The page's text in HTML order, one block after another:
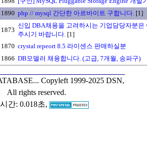
1890 php // mysql 간단한 아르바이트 구합니다. [1]
1873
신입 DBA채용을 고려하시는 기업담당자분은
주시기 바랍니다. [1]
1870 crystal repeort 8.5 라이센스 판매하실분
1866 DB모델러 채용합니다. (고급, 7개월, 송파구)
Copyleft 1999-2025 DSN,
All rights reserved.
간: 0.018초,